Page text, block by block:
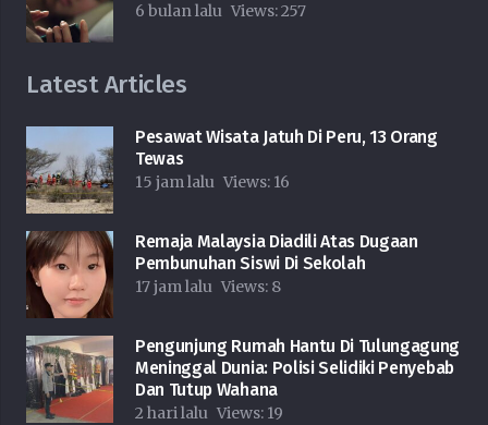
6 bulan lalu Views:257
Latest Articles
Pesawat Wisata Jatuh Di Peru, 13 Orang
Tewas
15 jam lalu Views: 16
Remaja Malaysia Diadili Atas Dugaan
Pembunuhan Siswi Di Sekolah
17 jam lalu Views: 8
Pengunjung Rumah Hantu Di Tulungagung
Meninggal Dunia: Polisi Selidiki Penyebab
Dan Tutup Wahana
2 hari lalu Views: 19